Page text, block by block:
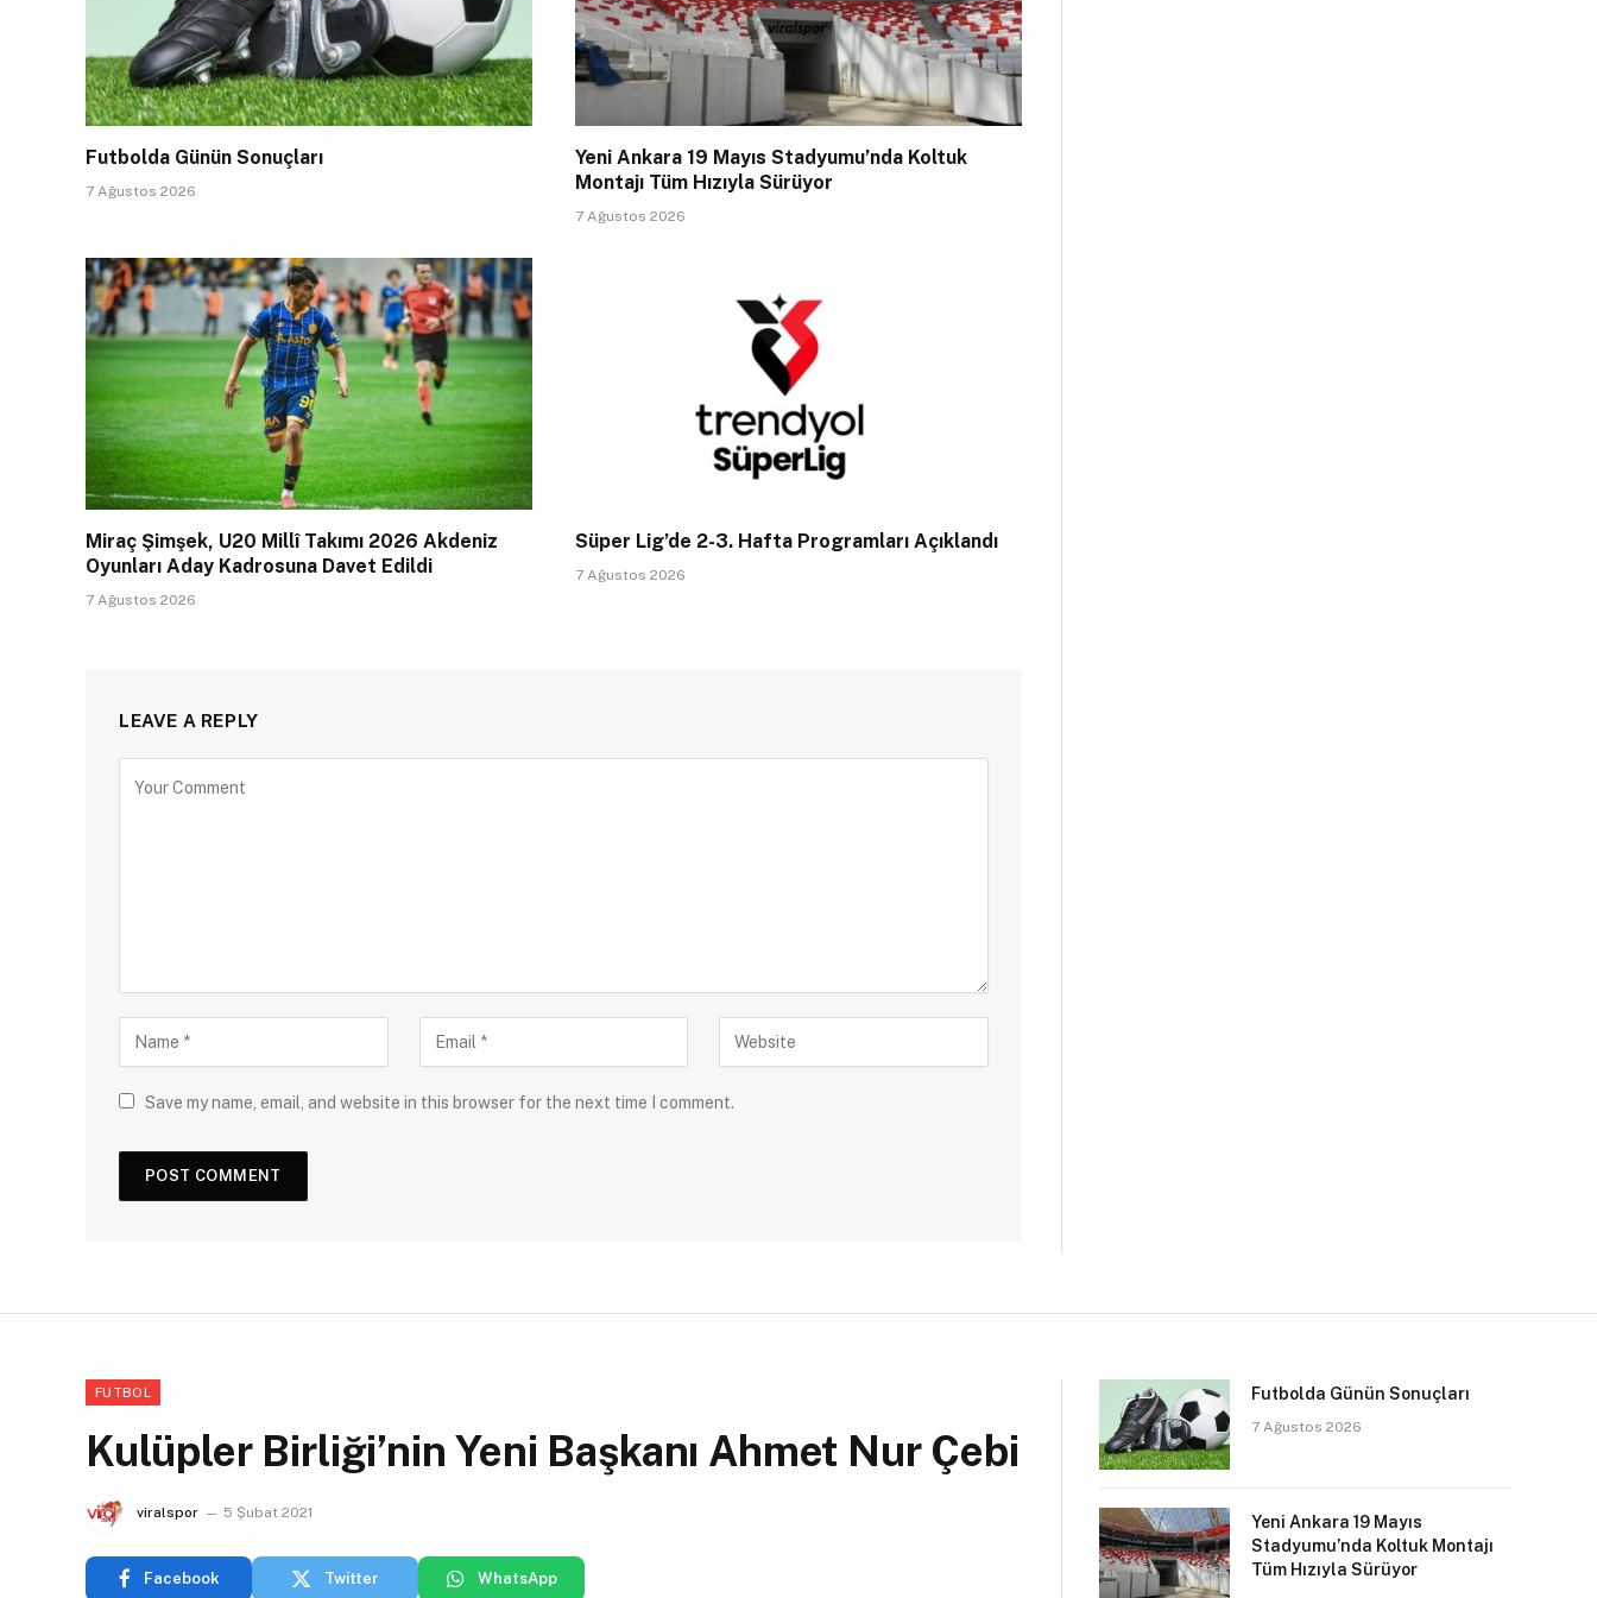
Futbolda Günün Sonuçları
7 Ağustos 2026
Yeni Ankara 19 Mayıs Stadyumu’nda Koltuk
Montajı Tüm Hızıyla Sürüyor
7 Ağustos 2026
Miraç Şimşek, U20 Millî Takımı 2026 Akdeniz
Oyunları Aday Kadrosuna Davet Edildi
7 Ağustos 2026
Süper Lig’de 2-3. Hafta Programları Açıklandı
7 Ağustos 2026
LEAVE A REPLY
Save my name, email, and website in this browser for the next time I comment.
FUTBOL
Kulüpler Birliği’nin Yeni Başkanı Ahmet Nur Çebi
viralspor 5 Şubat 2021
Facebook Twitter WhatsApp
Futbolda Günün Sonuçları
7 Ağustos 2026
Yeni Ankara 19 Mayıs
Stadyumu’nda Koltuk Montajı
Tüm Hızıyla Sürüyor